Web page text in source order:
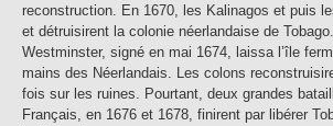
reconstruction. En 1670, les Kalinagos et puis
et détruisirent la colonie néerlandaise de
Westminster, signé en mai 1674, laissa l’île
mains des Néerlandais. Les colons
fois sur les ruines. Pourtant, deux grandes
Français, en 1676 et 1678, finirent par libérer